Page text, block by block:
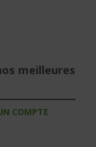
meilleures
COMPTE